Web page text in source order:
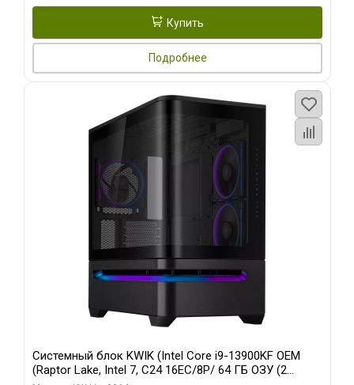
Купить
Подробнее
Системный блок KWIK (Intel Core i9-13900KF OEM
(Raptor Lake, Intel 7, C24 16EC/8P/ 64 ГБ ОЗУ (2